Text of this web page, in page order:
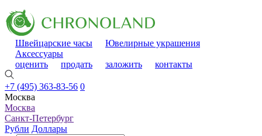
Швейцарские часы
Ювелирные украшения
Аксессуары
оценить
продать заложить контакты
+7 (495) 363-83-56 0
Москва
Москва
Санкт-Петербург
Рубли Доллары